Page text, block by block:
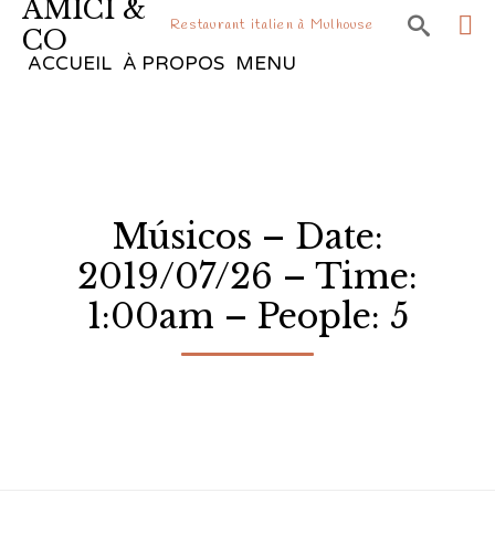
AMICI &
CO
Restaurant italien à Mulhouse 
ACCUEIL À PROPOS MENU
Músicos – Date:
2019/07/26 – Time:
1:00am – People: 5